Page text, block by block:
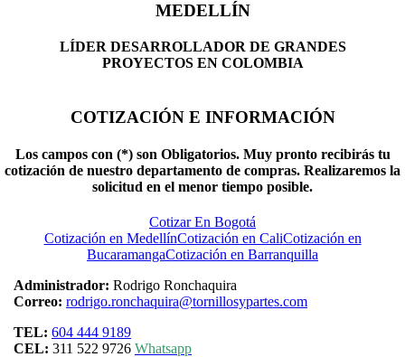
MEDELLÍN
LÍDER DESARROLLADOR DE GRANDES
PROYECTOS EN COLOMBIA
COTIZACIÓN E INFORMACIÓN
Los campos con (*) son Obligatorios. Muy pronto recibirás tu
cotización de nuestro departamento de compras. Realizaremos la
solicitud en el menor tiempo posible.
Cotizar En Bogotá
Cotización en MedellínCotización en CaliCotización en
BucaramangaCotización en Barranquilla
Administrador: Rodrigo Ronchaquira
Correo: rodrigo.ronchaquira@tornillosypartes.com
TEL: 604 444 9189
CEL: 311 522 9726 Whatsapp